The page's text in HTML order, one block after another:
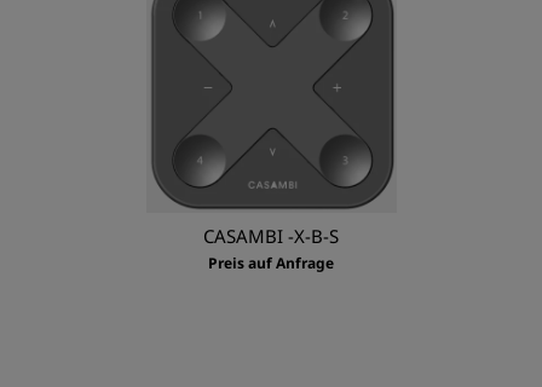
CASAMBI -X-B-S
Preis auf Anfrage